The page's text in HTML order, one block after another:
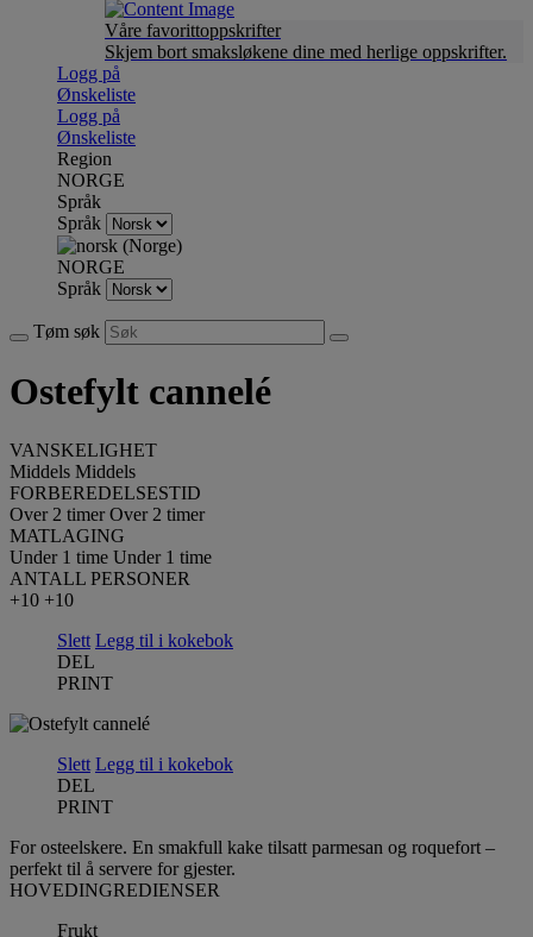
Våre favorittoppskrifter
Skjem bort smaksløkene dine med herlige oppskrifter.
Logg på
Ønskeliste
Logg på
Ønskeliste
Region
NORGE
Språk
Språk
NORGE
Språk
Tøm søk
Ostefylt cannelé
VANSKELIGHET
Middels Middels
FORBEREDELSESTID
Over 2 timer Over 2 timer
MATLAGING
Under 1 time Under 1 time
ANTALL PERSONER
+10 +10
Slett Legg til i kokebok
DEL
PRINT
Slett Legg til i kokebok
DEL
PRINT
For osteelskere. En smakfull kake tilsatt parmesan og roquefort –
perfekt til å servere for gjester.
HOVEDINGREDIENSER
Frukt